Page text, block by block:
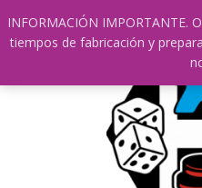
INFORMACIÓN
tiempos de fabricación y
contenido
609241475 SOLO DE